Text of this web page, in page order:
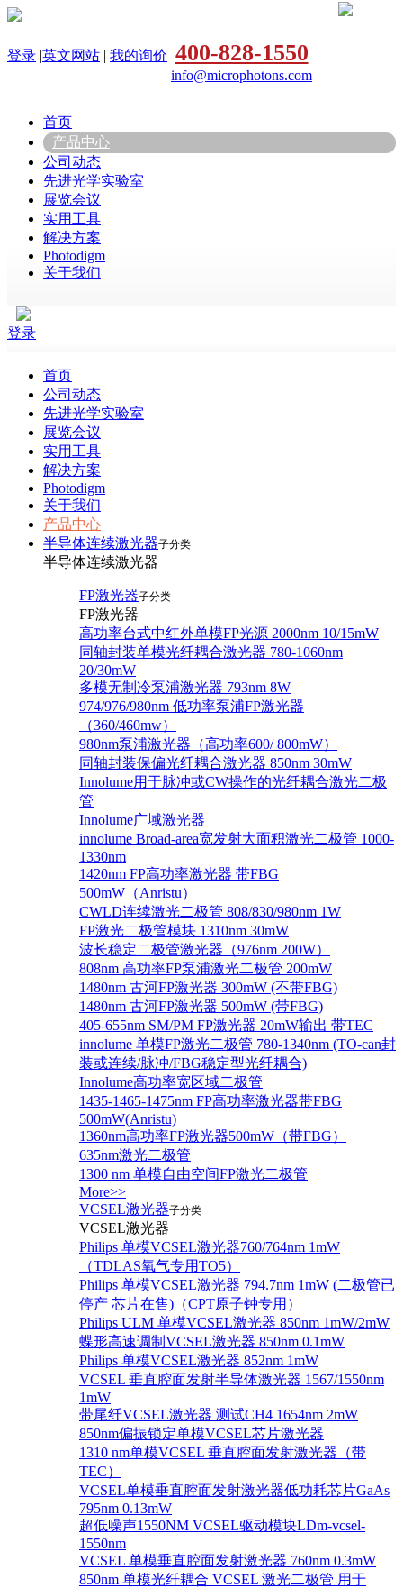
登录 |英文网站 | 我的询价 400-828-1550
info@microphotons.com
首页
产品中心
公司动态
先进光学实验室
展览会议
实用工具
解决方案
Photodigm
关于我们
登录
首页
公司动态
先进光学实验室
展览会议
实用工具
解决方案
Photodigm
关于我们
产品中心
半导体连续激光器子分类
半导体连续激光器
FP激光器子分类
FP激光器
高功率台式中红外单模FP光源 2000nm 10/15mW
同轴封装单模光纤耦合激光器 780-1060nm
20/30mW
多模无制冷泵浦激光器 793nm 8W
974/976/980nm 低功率泵浦FP激光器
（360/460mw）
980nm泵浦激光器（高功率600/ 800mW）
同轴封装保偏光纤耦合激光器 850nm 30mW
Innolume用于脉冲或CW操作的光纤耦合激光二极
管
Innolume广域激光器
innolume Broad-area宽发射大面积激光二极管 1000-
1330nm
1420nm FP高功率激光器 带FBG
500mW（Anristu）
CWLD连续激光二极管 808/830/980nm 1W
FP激光二极管模块 1310nm 30mW
波长稳定二极管激光器（976nm 200W）
808nm 高功率FP泵浦激光二极管 200mW
1480nm 古河FP激光器 300mW (不带FBG)
1480nm 古河FP激光器 500mW (带FBG)
405-655nm SM/PM FP激光器 20mW输出 带TEC
innolume 单模FP激光二极管 780-1340nm (TO-can封
装或连续/脉冲/FBG稳定型光纤耦合)
Innolume高功率宽区域二极管
1435-1465-1475nm FP高功率激光器带FBG
500mW(Anristu)
1360nm高功率FP激光器500mW（带FBG）
635nm激光二极管
1300 nm 单模自由空间FP激光二极管
More>>
VCSEL激光器子分类
VCSEL激光器
Philips 单模VCSEL激光器760/764nm 1mW
（TDLAS氧气专用TO5）
Philips 单模VCSEL激光器 794.7nm 1mW (二极管已
停产 芯片在售)（CPT原子钟专用）
Philips ULM 单模VCSEL激光器 850nm 1mW/2mW
蝶形高速调制VCSEL激光器 850nm 0.1mW
Philips 单模VCSEL激光器 852nm 1mW
VCSEL 垂直腔面发射半导体激光器 1567/1550nm
1mW
带尾纤VCSEL激光器 测试CH4 1654nm 2mW
850nm偏振锁定单模VCSEL芯片激光器
1310 nm单模VCSEL 垂直腔面发射激光器（带
TEC）
VCSEL单模垂直腔面发射激光器低功耗芯片GaAs
795nm 0.13mW
超低噪声1550NM VCSEL驱动模块LDm-vcsel-
1550nm
VCSEL 单模垂直腔面发射激光器 760nm 0.3mW
850nm 单模光纤耦合 VCSEL 激光二极管 用于